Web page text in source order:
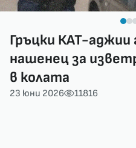
Гръцки КАТ-аджии
нашенец за
в колата
23 юни 2026 11816